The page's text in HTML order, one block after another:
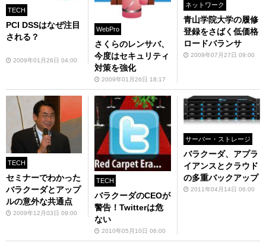
TECH
PCI DSSはなぜ注目
される？
2009年01月26日 04:00
WebPro
さくらのレンサバ、
今度はセキュリティ
対策を強化
2009年01月26日 18:17
ネットワーク
青山学院大学の履修
登録をさばく低価格
ロードバランサ
2009年07月27日 09:00
TECH
セミナーでわかった
バラクーダとアップ
ルの意外な共通点
2009年12月03日 09:00
TECH
バラクーダのCEOが
警告！Twitterは危
ない
2010年05月10日 06:00
サーバー・ストレージ
バラクーダ、アプラ
イアンスとクラウド
の多重バックアップ
2011年04月14日 06:00